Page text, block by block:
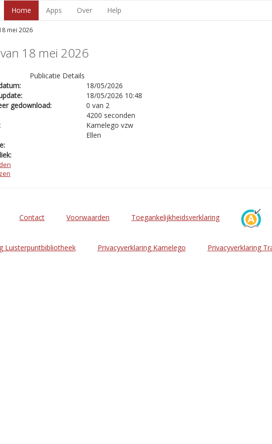
Home Apps Over Help
mei 2026
18 mei 2026
Publicatie Details
18/05/2026
18/05/2026 10:48
gedownload:
0 van 2
4200 seconden
Kamelego vzw
Ellen
Contact Voorwaarden Toegankelijkheidsverklaring
Luisterpuntbibliotheek Privacyverklaring Kamelego Privacyverklaring